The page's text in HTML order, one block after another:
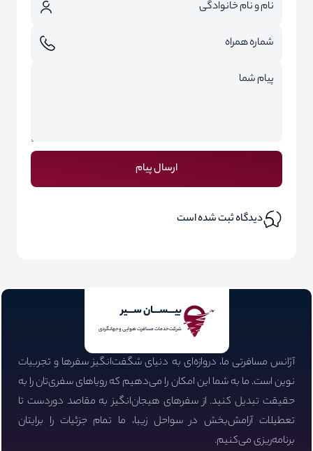
ارسال پیام
دیدگاه ثبت شده است
بیـــســـان ســـیر
شرکت خدمات مسافرت هوایی و جهانگردی
آژانس مسافرتی ما، دروازه‌ای به دنیای شگفت‌انگیز سفرها و تجربیات
نوین است. ما به شما این امکان را می‌دهیم که رویاهای سفری‌تان را به
حقیقت تبدیل کنید. از سفرهای هیجان‌انگیز به مقاصد دوردست تا
تعطیلات آرامش‌بخش در سواحل زیبا، ما تمام جزئیات را برایتان
برنامه‌ریزی می‌کنیم.